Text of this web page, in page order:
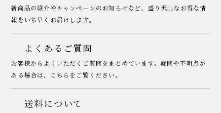
新商品の紹介やキャンペーンのお知らせなど、盛り沢山なお得な情
報をいち早くお届けします。
よくあるご質問
お客様からよくいただくご質問をまとめています。疑問や不明点が
ある場合は、こちらをご覧ください。
送料について